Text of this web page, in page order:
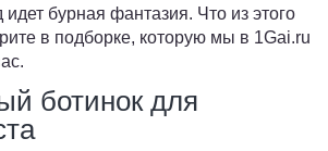
идет бурная фантазия. Что из этого
в подборке, которую мы в 1Gai.ru
ботинок для